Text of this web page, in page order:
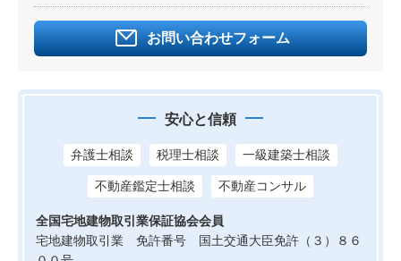
お問い合わせフォーム
安心と信頼
弁護士相談 税理士相談 一級建築士相談
不動産鑑定士相談 不動産コンサル
全国宅地建物取引業保証協会会員
宅地建物取引業 免許番号 国土交通大臣免許（３）８６